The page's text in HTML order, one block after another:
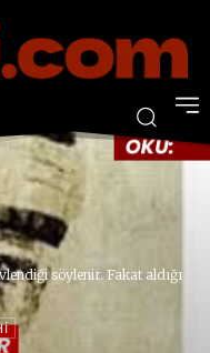
söylenir. Fakat aldığı